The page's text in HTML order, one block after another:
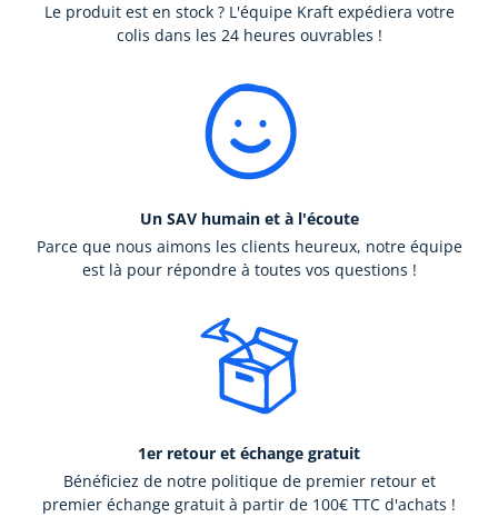
Le produit est en stock ? L'équipe Kraft expédiera votre
colis dans les 24 heures ouvrables !
Un SAV humain et à l'écoute
Parce que nous aimons les clients heureux, notre équipe
est là pour répondre à toutes vos questions !
1er retour et échange gratuit
Bénéficiez de notre politique de premier retour et
premier échange gratuit à partir de 100€ TTC d'achats !